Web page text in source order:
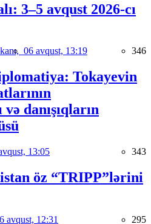
3–5 avqust 2026-cı
06 avqust, 13:19 346
Tokayevin
və danışıqların
13:05 343
öz “TRIPP”lərini
avqust, 12:31 295